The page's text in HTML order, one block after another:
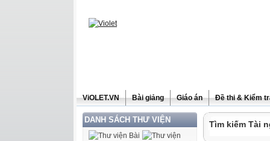
ViOLET.VN Bài giảng Giáo án Đề thi & Kiểm
DANH SÁCH THƯ VIỆN Tìm kiếm Tài